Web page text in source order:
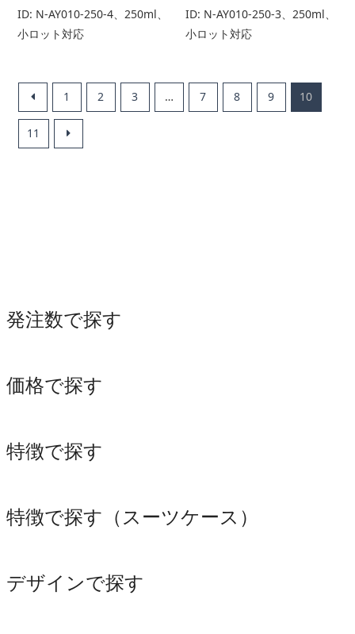
発注数で探す
価格で探す
特徴で探す
特徴で探す（スーツケース）
デザインで探す
ID: N-AY010-250-4、250ml、
小ロット対応
ID: N-AY010-250-3、250ml、
小ロット対応
1 2 3 … 7 8 9 10
11